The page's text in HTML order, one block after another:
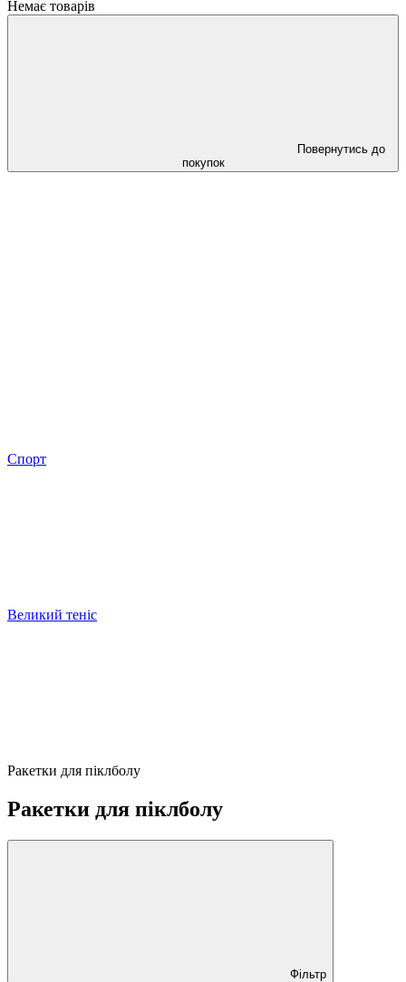
Немає товарів
Повернутись до
покупок
Спорт
Великий теніс
Ракетки для піклболу
Ракетки для піклболу
Фільтр